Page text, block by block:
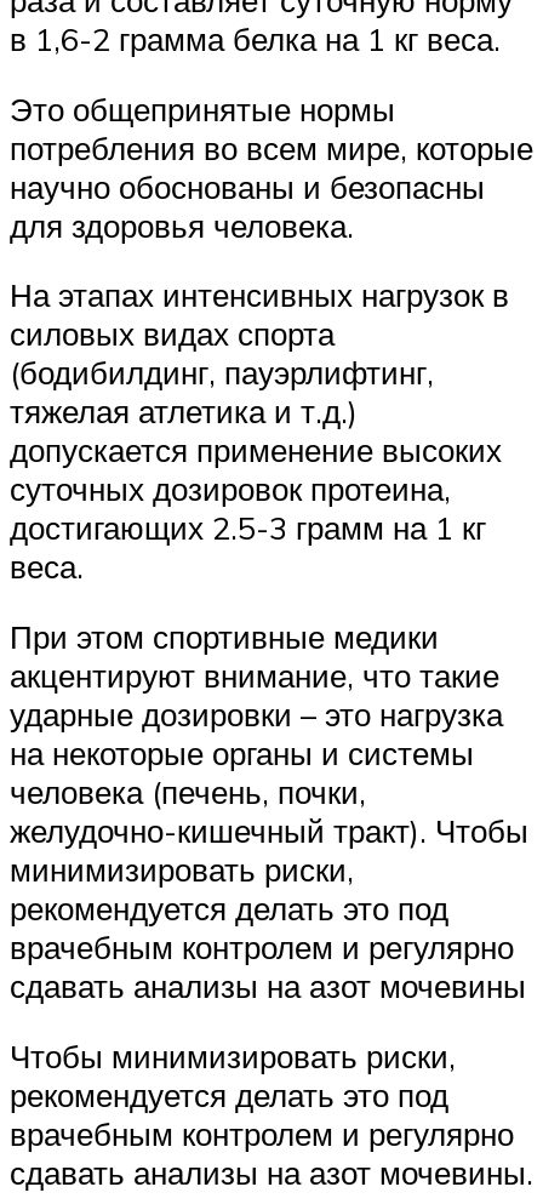
в 1,6-2 грамма белка на 1 кг веса.
Это общепринятые нормы
потребления во всем мире, которые
научно обоснованы и безопасны
для здоровья человека.
На этапах интенсивных нагрузок в
силовых видах спорта
(бодибилдинг, пауэрлифтинг,
тяжелая атлетика и т.д.)
допускается применение высоких
суточных дозировок протеина,
достигающих 2.5-3 грамм на 1 кг
веса.
При этом спортивные медики
акцентируют внимание, что такие
ударные дозировки – это нагрузка
на некоторые органы и системы
человека (печень, почки,
желудочно-кишечный тракт). Чтобы
минимизировать риски,
рекомендуется делать это под
врачебным контролем и регулярно
сдавать анализы на азот мочевины
Чтобы минимизировать риски,
рекомендуется делать это под
врачебным контролем и регулярно
сдавать анализы на азот мочевины.